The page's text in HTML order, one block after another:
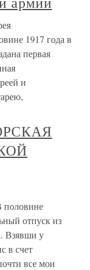
1917 года в
первая
и
отпуск из
Взявши у
в счет
все мои